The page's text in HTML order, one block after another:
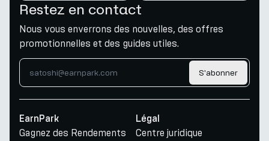
Restez en contact
Nous vous enverrons des nouvelles, des offres
promotionnelles et des guides utiles.
S'abonner
EarnPark
Gagnez des Rendements
Légal
Centre juridique